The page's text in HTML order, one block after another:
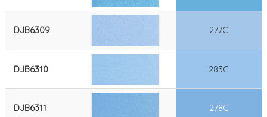
DJB6309 277C
DJB6310 283C
DJB6311 278C